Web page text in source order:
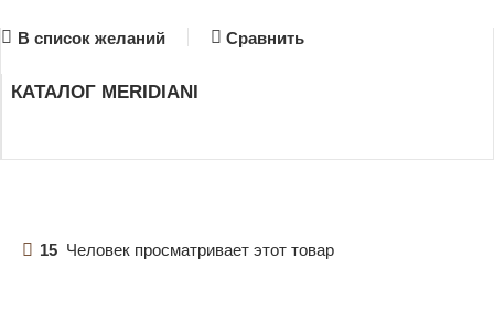
В список желаний Сравнить
КАТАЛОГ MERIDIANI
15 Человек просматривает этот товар